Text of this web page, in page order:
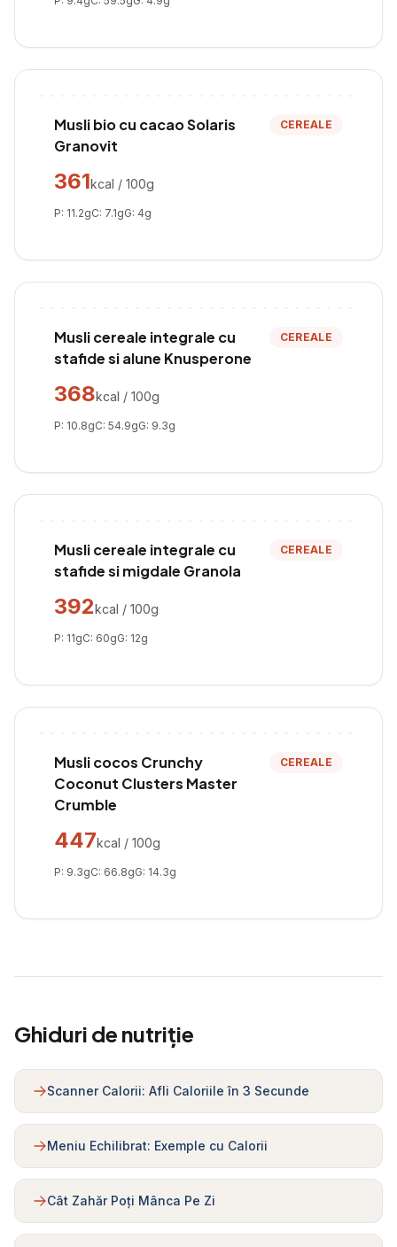
Musli bio cu cacao Solaris
Granovit
CEREALE
361kcal / 100g
P: 11.2gC: 7.1gG: 4g
Musli cereale integrale cu
stafide si alune Knusperone
CEREALE
368kcal / 100g
P: 10.8gC: 54.9gG: 9.3g
Musli cereale integrale cu
stafide si migdale Granola
CEREALE
392kcal / 100g
P: 11gC: 60gG: 12g
Musli cocos Crunchy
Coconut Clusters Master
Crumble
CEREALE
447kcal / 100g
P: 9.3gC: 66.8gG: 14.3g
Ghiduri de nutriție
Scanner Calorii: Afli Caloriile în 3 Secunde
Meniu Echilibrat: Exemple cu Calorii
Cât Zahăr Poți Mânca Pe Zi